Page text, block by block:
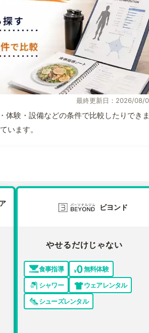
最終更新日：2026/08/
体験・設備などの条件で比較したりでき
います。
ビヨンド
やせるだけじゃない
食事指導
無料体験
シャワー
ウェアレンタル
シューズレンタル